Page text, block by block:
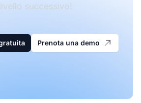
successivo!
Prenota una demo